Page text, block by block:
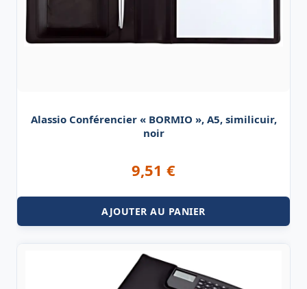
Alassio Conférencier « BORMIO », A5, similicuir,
noir
9,51 €
AJOUTER AU PANIER